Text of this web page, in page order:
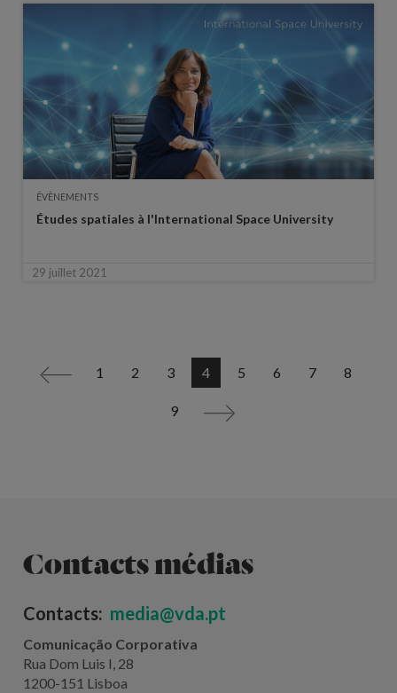
ÉVÈNEMENTS
Études spatiales à l'International Space University
29 juillet 2021
< 1 2 3 4 5 6 7 8
9 >
Contacts médias
Contacts: media@vda.pt
Comunicação Corporativa
Rua Dom Luis I, 28
1200-151 Lisboa